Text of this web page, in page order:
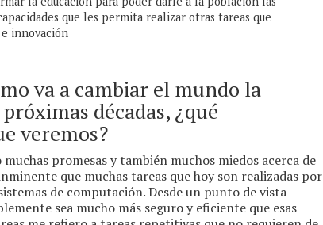
que les permita realizar otras tareas que
innovación
va a cambiar el mundo la
décadas, ¿qué
veremos?
promesas y también muchos miedos acerca de
que muchas tareas que hoy son realizadas por
de computación. Desde un punto de vista
sea mucho más seguro y eficiente que esas